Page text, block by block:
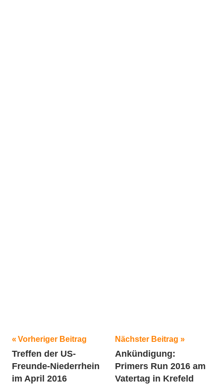
Schlagwörter:
2016,
Ford,
Motorsport,
Beitragsnavigation
Vorheriger Beitrag
Treffen der US-
Freunde-Niederrhein
im April 2016
Nächster Beitrag
Ankündigung:
Primers Run 2016 am
Vatertag in Krefeld